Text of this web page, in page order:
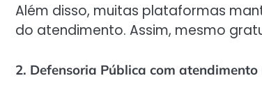
Além disso, muitas plataformas
do atendimento. Assim, mesmo
2. Defensoria Pública com atendimento